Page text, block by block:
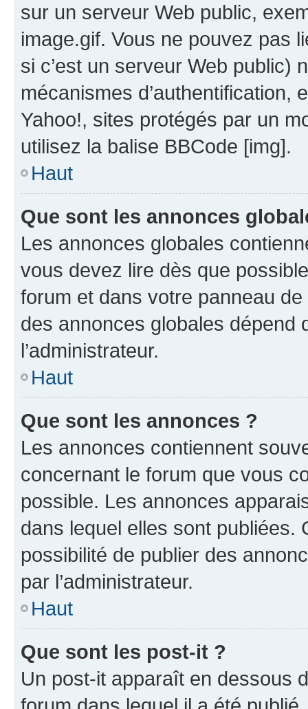
sur un serveur Web public,
image.gif. Vous ne pouvez pas
si c’est un serveur Web public)
mécanismes d’authentification,
Yahoo!, sites protégés par un
utilisez la balise BBCode [img].
Haut
Que sont les annonces
Les annonces globales
vous devez lire dès que
forum et dans votre panneau
des annonces globales dépend
l’administrateur.
Haut
Que sont les annonces ?
Les annonces contiennent
concernant le forum que vous
possible. Les annonces
dans lequel elles sont publiées.
possibilité de publier des
par l’administrateur.
Haut
Que sont les post-it ?
Un post-it apparaît en dessous